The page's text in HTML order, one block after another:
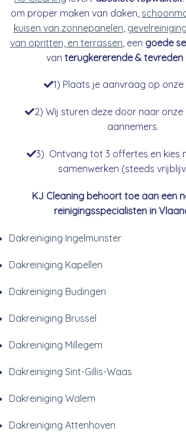
om proper maken van daken,
kuisen van zonnepanelen gevelreiniging
van opritten, en terrassen , een goede
van terugkererende & tevreden
1) Plaats je aanvraag op onze
2) Wij sturen deze door naar
aannemers.
3) Ontvang tot 3 offertes en kies
samenwerken (steeds
KJ Cleaning behoort toe aan een
reinigingsspecialisten in
Dakreiniging Ingelmunster
Dakreiniging Kapellen
Dakreiniging Budingen
Dakreiniging Brussel
Dakreiniging Millegem
Dakreiniging Sint-Gillis-Waas
Dakreiniging Walem
Dakreiniging Attenhoven